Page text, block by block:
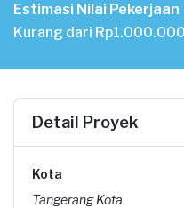
Estimasi Nilai Pekerjaan
Kurang dari Rp1.000.000
Detail Proyek
Kota
Tangerang Kota